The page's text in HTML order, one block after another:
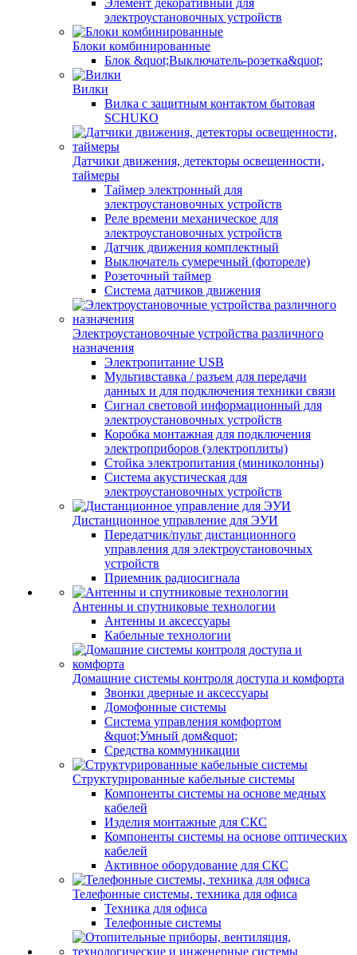
Элемент декоративный для
электроустановочных устройств
Блоки комбинированные
Блок &quot;Выключатель-розетка&quot;
Вилки
Вилка с защитным контактом бытовая
SCHUKO
Датчики движения, детекторы освещенности,
таймеры
Таймер электронный для
электроустановочных устройств
Реле времени механическое для
электроустановочных устройств
Датчик движения комплектный
Выключатель сумеречный (фотореле)
Розеточный таймер
Система датчиков движения
Электроустановочные устройства различного
назначения
Электропитание USB
Мультивставка / разъем для передачи
данных и для подключения техники связи
Сигнал световой информационный для
электроустановочных устройств
Коробка монтажная для подключения
электроприборов (электроплиты)
Стойка электропитания (миниколонны)
Система акустическая для
электроустановочных устройств
Дистанционное управление для ЭУИ
Передатчик/пульт дистанционного
управления для электроустановочных
устройств
Приемник радиосигнала
Антенны и спутниковые технологии
Антенны и аксессуары
Кабельные технологии
Домашние системы контроля доступа и комфорта
Звонки дверные и аксессуары
Домофонные системы
Система управления комфортом
&quot;Умный дом&quot;
Средства коммуникации
Структурированные кабельные системы
Компоненты системы на основе медных
кабелей
Изделия монтажные для СКС
Компоненты системы на основе оптических
кабелей
Активное оборудование для СКС
Телефонные системы, техника для офиса
Техника для офиса
Телефонные системы